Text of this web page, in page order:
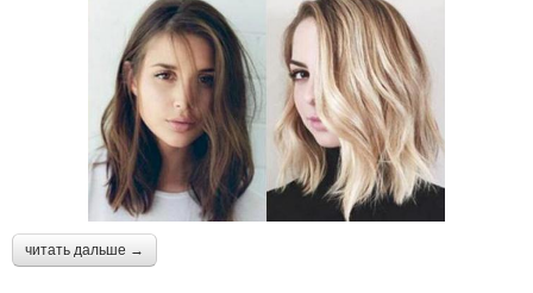
читать дальше →